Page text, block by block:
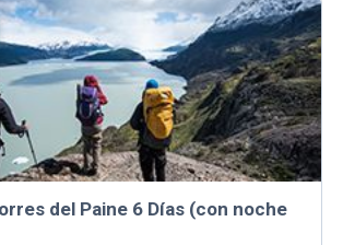
del Paine 6 Días (con noche